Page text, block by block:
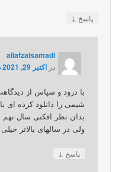
پاسخ ↓
aliafzalsamadi
دراکتبر 29, 2021 در 2:24 ب.ظ
با درود و سپاس از
شیمی را دانلود کرده ای
بدان نظر افکنی سال
ولی در سالهای بالاتر
پاسخ ↓